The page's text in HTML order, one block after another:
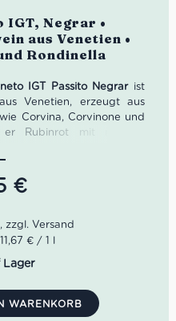
IGT, Negrar •
aus Venetien •
Rondinella
IGT Passito Negrarist
Venetien, erzeugt aus
Corvina, Corvinone und
Rubinrot mit reiferen
wirkt er harmonisch,
weichen Tanninen und
– ideal zu rotem Fleisch,
€
€ / 1 l
Lager
WARENKORB